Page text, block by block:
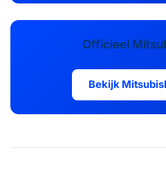
Officieel
Bekijk